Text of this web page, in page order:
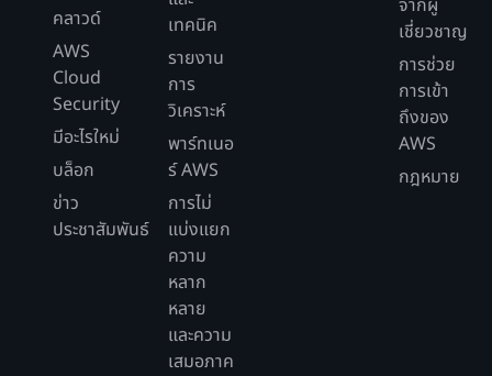
คลาวด์
AWS
Cloud
Security
มีอะไรใหม่
บล็อก
ข่าว
ประชาสัมพันธ์
เทคนิค
รายงาน
การ
วิเคราะห์
พาร์ทเนอ
ร์ AWS
การไม่
แบ่งแยก
ความ
หลาก
หลาย
และความ
เสมอภาค
จากผู้
เชี่ยวชาญ
การช่วย
การเข้า
ถึงของ
AWS
กฎหมาย